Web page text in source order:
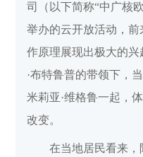
司（以下简称“中广核
举办的云开放活动，
作原理展现出极大的
·布特鲁普的带领下，
米莉亚·维格鲁一起，
改变。
在当地居民看来